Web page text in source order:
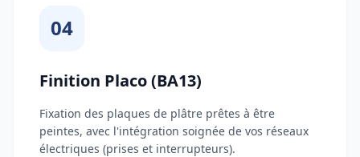
04
Finition Placo (BA13)
Fixation des plaques de plâtre prêtes à être
peintes, avec l'intégration soignée de vos réseaux
électriques (prises et interrupteurs).